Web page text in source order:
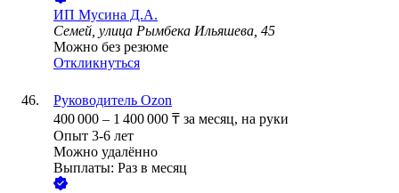
ИП Мусина Д.А.
Семей, улица Рымбека Ильяшева, 45
Можно без резюме
Откликнуться
Руководитель Ozon
400 000 – 1 400 000 ₸ за месяц, на руки
Опыт 3-6 лет
Можно удалённо
Выплаты: Раз в месяц